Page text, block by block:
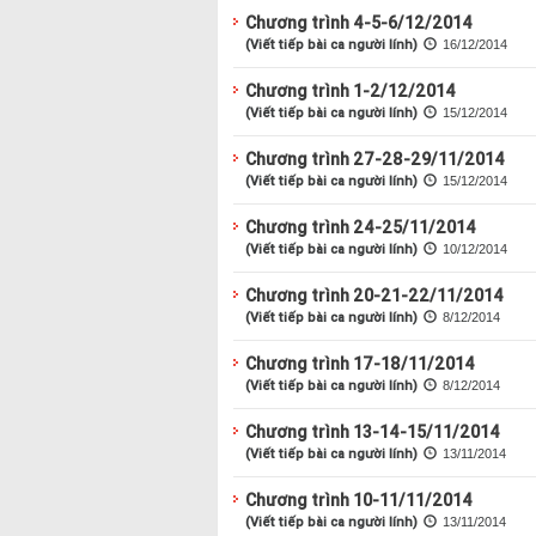
Chương trình 4-5-6/12/2014
(Viết tiếp bài ca người lính) 16/12/2014
Chương trình 1-2/12/2014
(Viết tiếp bài ca người lính) 15/12/2014
Chương trình 27-28-29/11/2014
(Viết tiếp bài ca người lính) 15/12/2014
Chương trình 24-25/11/2014
(Viết tiếp bài ca người lính) 10/12/2014
Chương trình 20-21-22/11/2014
(Viết tiếp bài ca người lính) 8/12/2014
Chương trình 17-18/11/2014
(Viết tiếp bài ca người lính) 8/12/2014
Chương trình 13-14-15/11/2014
(Viết tiếp bài ca người lính) 13/11/2014
Chương trình 10-11/11/2014
(Viết tiếp bài ca người lính) 13/11/2014